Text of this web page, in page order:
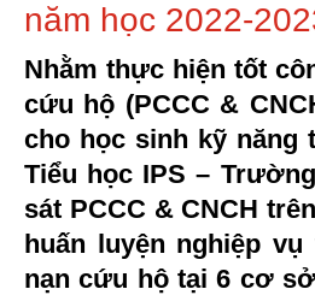
năm học 2022-
Nhằm thực hiện tốt
cứu hộ (PCCC &
cho học sinh kỹ năng
Tiểu học IPS –
sát PCCC & CNCH
huấn luyện nghiệp
nạn cứu hộ tại 6 cơ